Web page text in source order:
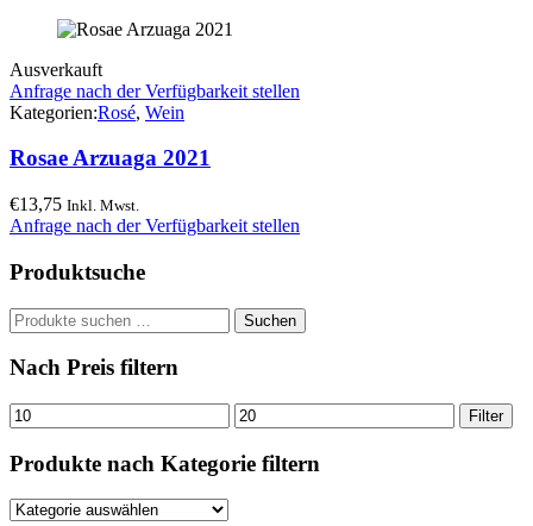
Ausverkauft
Anfrage nach der Verfügbarkeit stellen
Kategorien:Rosé, Wein
Rosae Arzuaga 2021
€13,75 Inkl. Mwst.
Anfrage nach der Verfügbarkeit stellen
Produktsuche
Suchen
nach:
Suchen
Nach Preis filtern
Min.
Preis
Max.
Preis
Filter
Produkte nach Kategorie filtern